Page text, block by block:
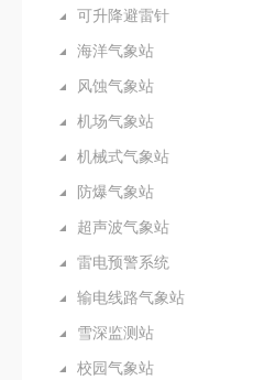
可升降避雷针
海洋气象站
风蚀气象站
机场气象站
机械式气象站
防爆气象站
超声波气象站
雷电预警系统
输电线路气象站
雪深监测站
校园气象站